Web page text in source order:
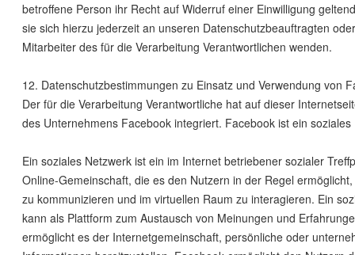
betroffene Person ihr Recht auf Widerruf einer Einwilligung
sie sich hierzu jederzeit an unseren Datenschutzbeauftragten
Mitarbeiter des für die Verarbeitung Verantwortlichen wenden.
12. Datenschutzbestimmungen zu Einsatz und Verwendung von
Der für die Verarbeitung Verantwortliche hat auf dieser
des Unternehmens Facebook integriert. Facebook ist ein soziales
Ein soziales Netzwerk ist ein im Internet betriebener sozialer
Online-Gemeinschaft, die es den Nutzern in der Regel
zu kommunizieren und im virtuellen Raum zu interagieren. Ein
kann als Plattform zum Austausch von Meinungen und
ermöglicht es der Internetgemeinschaft, persönliche oder